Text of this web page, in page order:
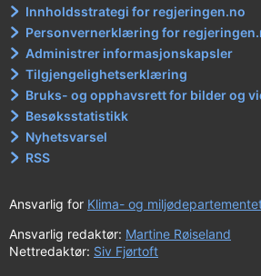
Innholdsstrategi for regjeringen.no
Personvernerklæring for
Administrer informasjonskapsler
Tilgjengelighetserklæring
Bruks- og opphavsrett for bilder og
Besøksstatistikk
Nyhetsvarsel
RSS
Ansvarlig for Klima- og
Ansvarlig redaktør: Martine Røiseland
Nettredaktør: Siv Fjørtoft